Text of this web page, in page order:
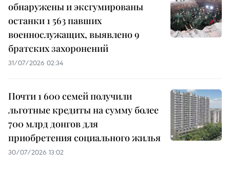
обнаружены и эксгумированы
останки 1 563 павших
военнослужащих, выявлено 9
братских захоронений
31/07/2026 02:34
Почти 1 600 семей получили
льготные кредиты на сумму более
700 млрд донгов для
приобретения социального жилья
30/07/2026 13:02